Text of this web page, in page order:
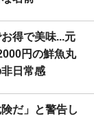
得で美味...元
円の鮮魚丸
日常感
だ」と警告し